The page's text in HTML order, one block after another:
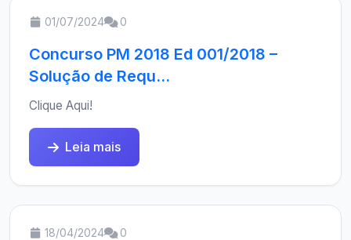
01/07/2024 0
Concurso PM 2018 Ed 001/2018 –
Solução de Requ...
Clique Aqui!
Leia mais
18/04/2024 0